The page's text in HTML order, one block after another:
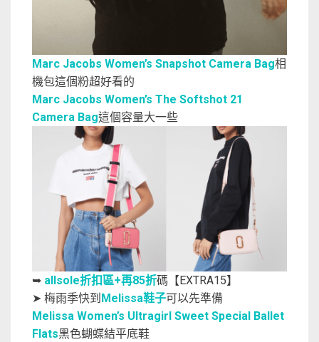
Marc Jacobs Women’s Snapshot Camera Bag相
機包這個粉超好看的
Marc Jacobs Women’s The Softshot 21
Camera Bag這個容量大一些
➥ allsole折扣區+再85折碼【EXTRA15】
➤ 梅雨季快到 Melissa鞋子可以先準備
Melissa Women’s Ultragirl Sweet Special Ballet
Flats黑色蝴蝶結平底鞋